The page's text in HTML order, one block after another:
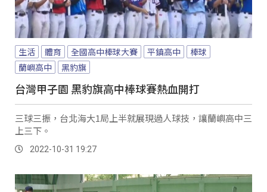
生活 體育 全國高中棒球大賽 平鎮高中
棒球
蘭嶼高中
黑豹旗
台灣甲子園 黑豹旗高中棒球賽熱血開打
三球三振，台北海大1局上半就展現過人球技，讓蘭嶼高中三
上三下。
2022-10-31 19:27